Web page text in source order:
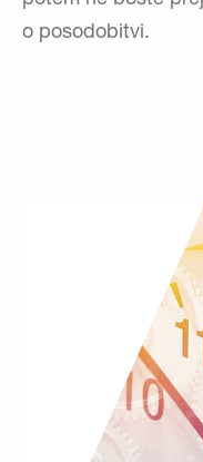
o posodobitvi.